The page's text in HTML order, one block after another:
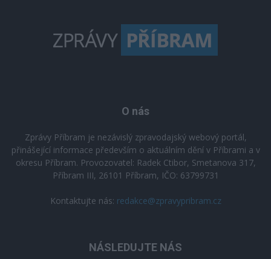
O nás
Zprávy Příbram je nezávislý zpravodajský webový portál,
přinášející informace především o aktuálním dění v Příbrami a v
okresu Příbram. Provozovatel: Radek Ctibor, Smetanova 317,
Příbram III, 26101 Příbram, IČO: 63799731
Kontaktujte nás: redakce@zpravypribram.cz
NÁSLEDUJTE NÁS